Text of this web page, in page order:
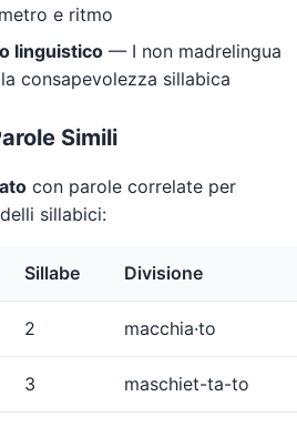
e ritmo
linguistico — I non madrelingua
consapevolezza sillabica
Simili
con parole correlate per
sillabici:
Sillabe Divisione
2 macchia·to
3 maschiet-ta-to